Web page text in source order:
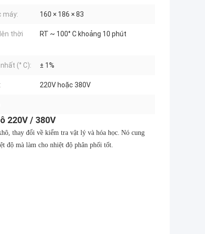
máy: 160 × 186 × 83
thời
RT ~ 100° C khoảng 10 phút
(° C): ± 1%
220V hoặc 380V
220V / 380V
thay đổi về kiểm tra vật lý và hóa học. Nó cung
độ mà làm cho nhiệt độ phân phối tốt.